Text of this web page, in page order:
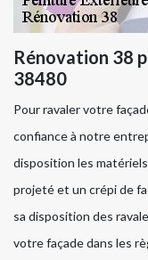
Rénovation 38
38480
Pour ravaler votre
confiance à notre
disposition les
projeté et un crépi de
sa disposition des
votre façade dans les